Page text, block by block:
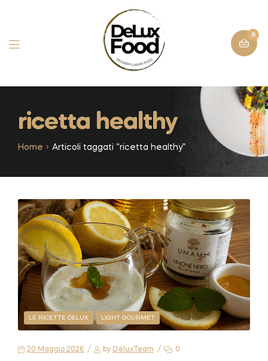
0
ricetta healthy
Home Articoli taggati “ricetta healthy”
LE RICETTE DELUX LIGHT GOURMET
20 Maggio 2026 by DeluxTeam 0